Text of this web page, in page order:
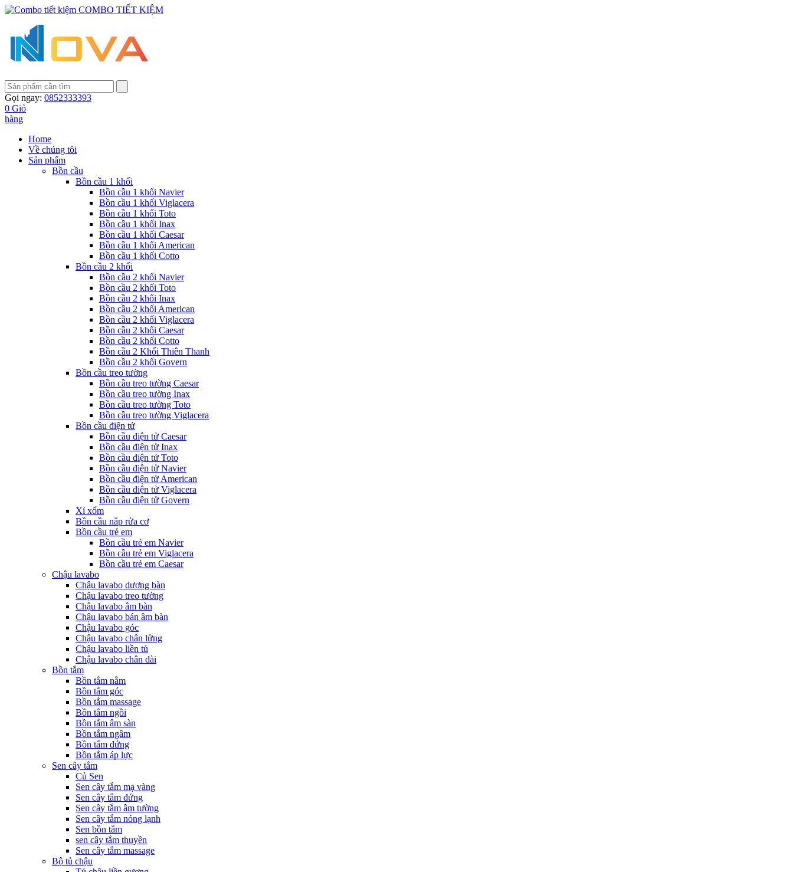
COMBO TIẾT KIỆM
Gọi ngay: 0852333393
0 Giỏ
hàng
Home
Về chúng tôi
Sản phẩm
Bồn cầu
Bồn cầu 1 khối
Bồn cầu 1 khối Navier
Bồn cầu 1 khối Viglacera
Bồn cầu 1 khối Toto
Bồn cầu 1 khối Inax
Bồn cầu 1 khối Caesar
Bồn cầu 1 khối American
Bồn cầu 1 khối Cotto
Bồn cầu 2 khối
Bồn cầu 2 khối Navier
Bồn cầu 2 khối Toto
Bồn cầu 2 khối Inax
Bồn cầu 2 khối American
Bồn cầu 2 khối Viglacera
Bồn cầu 2 khối Caesar
Bồn cầu 2 khối Cotto
Bồn cầu 2 Khối Thiên Thanh
Bồn cầu 2 khối Govern
Bồn cầu treo tường
Bồn cầu treo tường Caesar
Bồn cầu treo tường Inax
Bồn cầu treo tường Toto
Bồn cầu treo tường Viglacera
Bồn cầu điện tử
Bồn cầu điện tử Caesar
Bồn cầu điện tử Inax
Bồn cầu điện tử Toto
Bồn cầu điện tử Navier
Bồn cầu điện tử American
Bồn cầu điện tử Viglacera
Bồn cầu điện tử Govern
Xí xổm
Bồn cầu nắp rửa cơ
Bồn cầu trẻ em
Bồn cầu trẻ em Navier
Bồn cầu trẻ em Viglacera
Bồn cầu trẻ em Caesar
Chậu lavabo
Chậu lavabo dương bàn
Chậu lavabo treo tường
Chậu lavabo âm bàn
Chậu lavabo bán âm bàn
Chậu lavabo góc
Chậu lavabo chân lửng
Chậu lavabo liền tủ
Chậu lavabo chân dài
Bồn tắm
Bồn tắm nằm
Bồn tắm góc
Bồn tắm massage
Bồn tắm ngồi
Bồn tắm âm sàn
Bồn tắm ngâm
Bồn tắm đứng
Bồn tắm áp lực
Sen cây tắm
Củ Sen
Sen cây tắm mạ vàng
Sen cây tắm đứng
Sen cây tắm âm tường
Sen cây tắm nóng lạnh
Sen bồn tắm
sen cây tắm thuyền
Sen cây tắm massage
Bộ tủ chậu